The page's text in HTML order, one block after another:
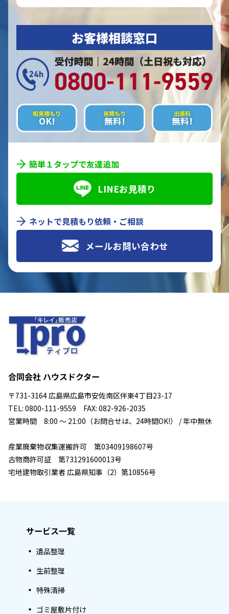
お客様相談窓口
相見積もり
OK!
見積もり
無料!
出張料
無料!
簡単１タップで友達追加
LINEお見積り
ネットで見積もり依頼・ご相談
メールお問い合わせ
合同会社 ハウスドクター
〒731-3164 広島県広島市安佐南区伴東4丁目23-17
TEL: 0800-111-9559 FAX: 082-926-2035
営業時間 8:00 ～ 21:00（お問合せは、24時間OK!） / 年中無休
産業廃棄物収集運搬許可 第03409198607号
古物商許可証 第731291600013号
宅地建物取引業者 広島県知事（2）第10856号
サービス一覧
遺品整理
生前整理
特殊清掃
ゴミ屋敷片付け